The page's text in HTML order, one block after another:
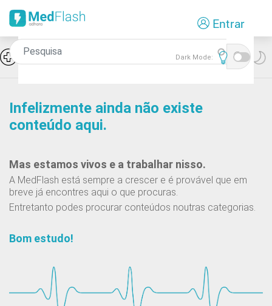
o
principal
Entrar
Icon Hiponatremia e SIADH Dark Mode:
Infelizmente ainda não existe
conteúdo aqui.
Mas estamos vivos e a trabalhar nisso.
A MedFlash está sempre a crescer e é provável que em
breve já encontres aqui o que procuras.
Entretanto podes procurar conteúdos noutras categorias.
Bom estudo!